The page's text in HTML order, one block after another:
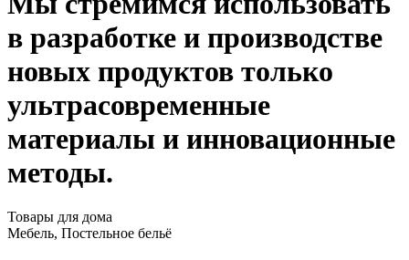
в разработке и производстве
новых продуктов только
ультрасовременные
материалы и инновационные
методы.
Товары для дома
Мебель, Постельное бельё